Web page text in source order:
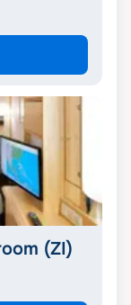
(ZI)